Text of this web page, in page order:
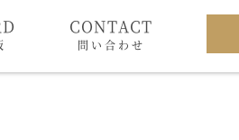
CONTACT
問い合わせ